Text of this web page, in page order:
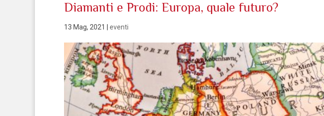
Diamanti e Prodi: Europa, quale futuro?
13 Mag, 2021 eventi